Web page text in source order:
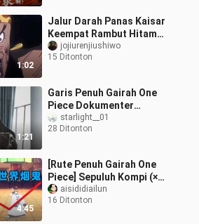
1:02
Jalur Darah Panas Kaisar
Keempat Rambut Hitam
(versi sulih suara)
jojiurenjiushiwo
15 Ditonton
1:21
Garis Penuh Gairah One
Piece Dokumenter
Legenda Jinbe Dunia
Baru#Bagian Penuh
Piece#Dokum
starlight__01
28 Ditonton
4:45
[Rute Penuh Gairah One
Piece] Sepuluh Kompi (×)
Perokok Dunia Baru (√)
aisididiailun
16 Ditonton